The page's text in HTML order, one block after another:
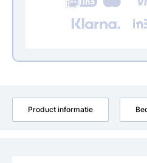
Product informatie